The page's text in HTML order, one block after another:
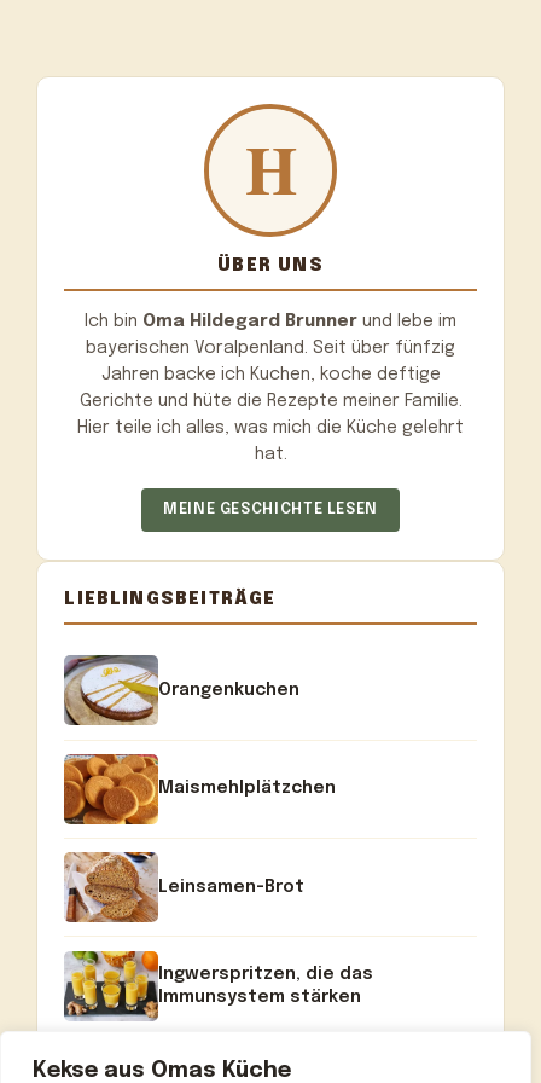
Kekse aus Omas Küche
ÜBER UNS
Ich bin Oma Hildegard Brunner und lebe im
bayerischen Voralpenland. Seit über fünfzig
Jahren backe ich Kuchen, koche deftige
Gerichte und hüte die Rezepte meiner Familie.
Hier teile ich alles, was mich die Küche gelehrt
hat.
MEINE GESCHICHTE LESEN
LIEBLINGSBEITRÄGE
Orangenkuchen
Maismehlplätzchen
Leinsamen-Brot
Ingwerspritzen, die das
Immunsystem stärken